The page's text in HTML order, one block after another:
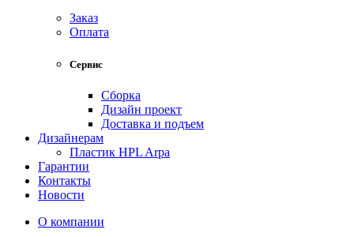
Заказ
Оплата
Сервис
Сборка
Дизайн проект
Доставка и подъем
Дизайнерам
Пластик HPL Arpa
Гарантии
Контакты
Новости
О компании